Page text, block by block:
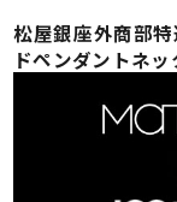
松屋銀座外商部
ドペンダントネッ